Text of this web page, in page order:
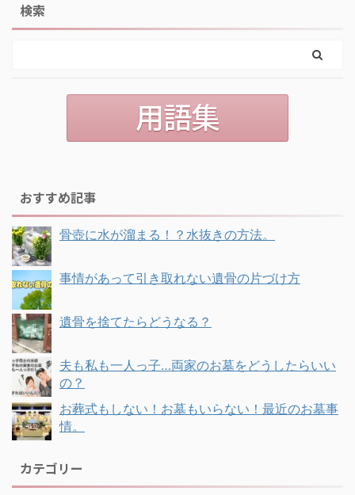
検索
おすすめ記事
骨壺に水が溜まる！？水抜きの方法。
事情があって引き取れない遺骨の片づけ方
遺骨を捨てたらどうなる？
夫も私も一人っ子…両家のお墓をどうしたらいい
の？
お葬式もしない！お墓もいらない！最近のお墓事
情。
カテゴリー